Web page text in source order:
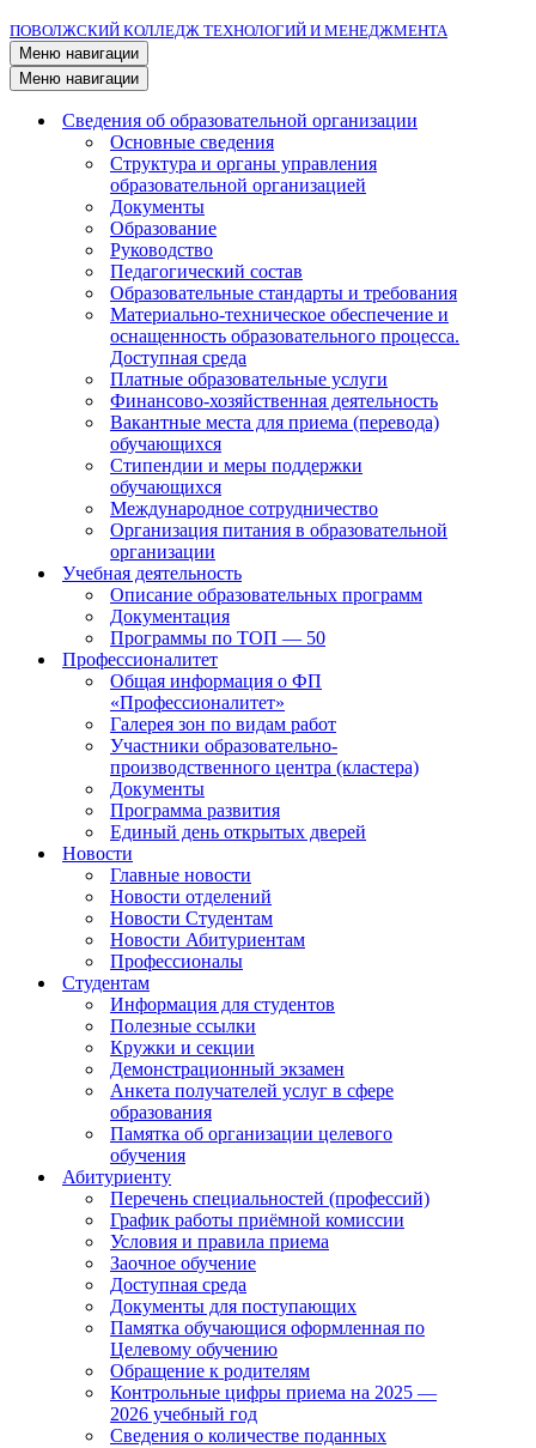
ПОВОЛЖСКИЙ КОЛЛЕДЖ ТЕХНОЛОГИЙ И МЕНЕДЖМЕНТА
Меню навигации
Меню навигации
Сведения об образовательной организации
Основные сведения
Структура и органы управления
образовательной организацией
Документы
Образование
Руководство
Педагогический состав
Образовательные стандарты и требования
Материально-техническое обеспечение и
оснащенность образовательного процесса.
Доступная среда
Платные образовательные услуги
Финансово-хозяйственная деятельность
Вакантные места для приема (перевода)
обучающихся
Стипендии и меры поддержки
обучающихся
Международное сотрудничество
Организация питания в образовательной
организации
Учебная деятельность
Описание образовательных программ
Документация
Программы по ТОП — 50
Профессионалитет
Общая информация о ФП
«Профессионалитет»
Галерея зон по видам работ
Участники образовательно-
производственного центра (кластера)
Документы
Программа развития
Единый день открытых дверей
Новости
Главные новости
Новости отделений
Новости Студентам
Новости Абитуриентам
Профессионалы
Студентам
Информация для студентов
Полезные ссылки
Кружки и секции
Демонстрационный экзамен
Анкета получателей услуг в сфере
образования
Памятка об организации целевого
обучения
Абитуриенту
Перечень специальностей (профессий)
График работы приёмной комиссии
Условия и правила приема
Заочное обучение
Доступная среда
Документы для поступающих
Памятка обучающися оформленная по
Целевому обучению
Обращение к родителям
Контрольные цифры приема на 2025 —
2026 учебный год
Сведения о количестве поданных